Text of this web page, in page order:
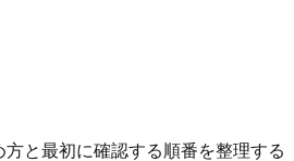
と最初に確認する順番を整理する